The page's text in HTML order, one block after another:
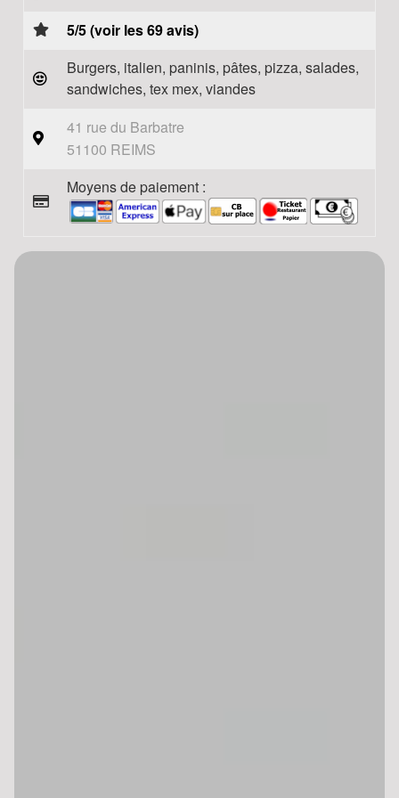
5/5 (voir les 69 avis)
Burgers, italien, paninis, pâtes, pizza, salades,
sandwiches, tex mex, viandes
41 rue du Barbatre
51100 REIMS
Moyens de paiement :